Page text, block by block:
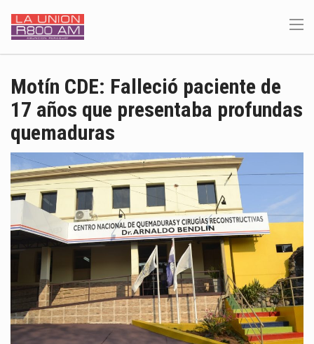
Motín CDE: Falleció paciente de
17 años que presentaba profundas
quemaduras